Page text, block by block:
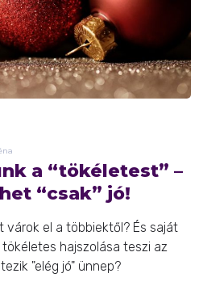
a “tökéletest” –
“csak” jó!
várok el a többiektől? És saját
hajszolása teszi az
"elég jó" ünnep?